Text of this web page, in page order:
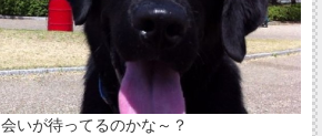
いが待ってるのかな～？